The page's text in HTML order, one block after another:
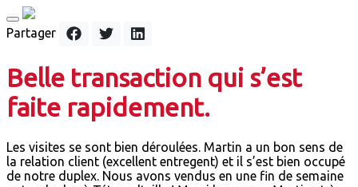
Partager
Belle transaction qui s’est
faite rapidement.
Les visites se sont bien déroulées. Martin a un bon sens de
la relation client (excellent entregent) et il s’est bien occupé
de notre duplex. Nous avons vendus en une fin de semaine